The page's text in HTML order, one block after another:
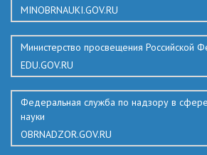
MINOBRNAUKI.GOV.RU
Министерство просвещения Российской
EDU.GOV.RU
Федеральная служба по надзору в
науки
OBRNADZOR.GOV.RU